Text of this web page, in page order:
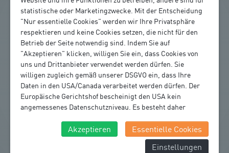
7. August 2026
SOMMERSPIELE MELK: EIN ABEND VOLLER
BEGEGNUNGEN, MUSIK UND GUTER LAUNE
Tradition, die verbindet: Wunderschöner Sommerabend
bei den Sommerspielen Melk
statistische oder Marketingzwecke. Mit der Entscheidung
"Nur essentielle Cookies" werden wir Ihre Privatsphäre
respektieren und keine Cookies setzen, die nicht für den
Betrieb der Seite notwendig sind. Indem Sie auf
"Akzeptieren" klicken, willigen Sie ein, dass Cookies von
uns und Drittanbieter verwendet werden dürfen. Sie
willigen zugleich gemäß unserer DSGVO ein, dass Ihre
Daten in den USA/Canada verarbeitet werden dürfen. Der
Europäische Gerichtshof bescheinigt den USA kein
angemessenes Datenschutzniveau. Es besteht daher
Behörden, zu Kontroll- und zu Überwachungszwecken,
verarbeitet werden und dagegen keine wirksamen
Rechtsbehelfe erhoben werden können. Zudem finden Sie
Akzeptieren
Essentielle Cookies
Einstellungen